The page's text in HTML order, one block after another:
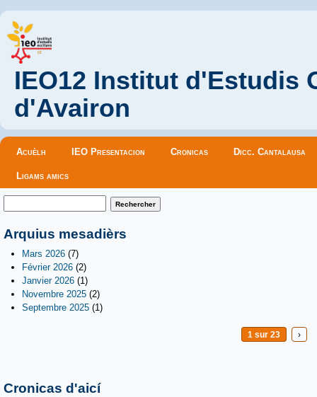
IEO12 Institut d'Estudis
d'Avairon
Menu principal
Acuèlh IEO Presentacion Cronicas Dicc. Cantalausa
Ligams amics
Formulaire de recherche
Arquius mesadièrs
Mars 2026 (7)
Février 2026 (2)
Janvier 2026 (1)
Novembre 2025 (2)
Septembre 2025 (1)
1 sur 23 ›
Cronicas d'aicí